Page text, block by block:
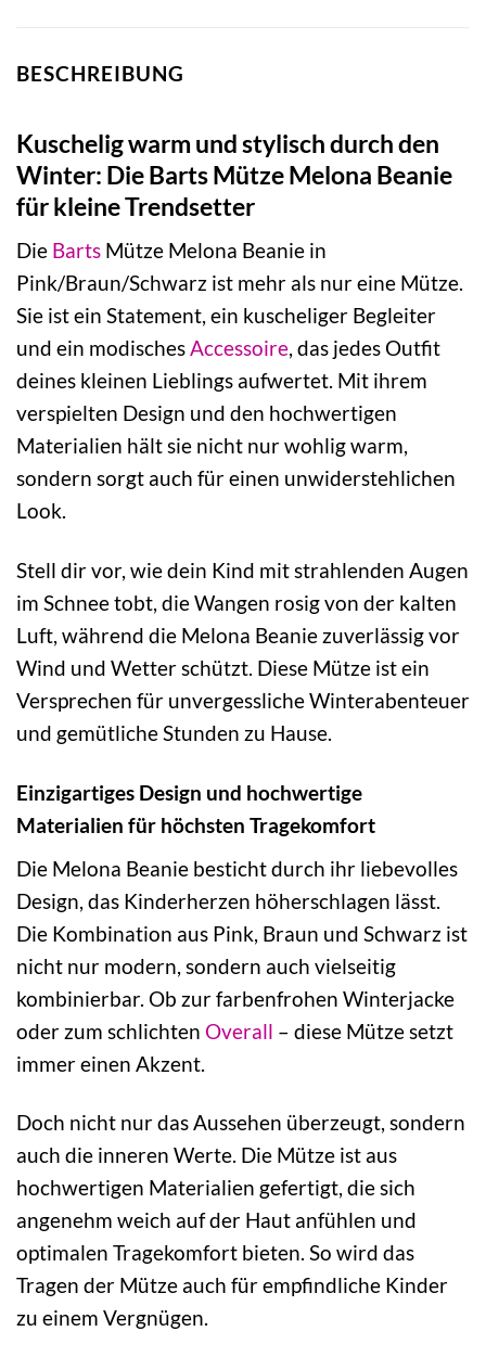
BESCHREIBUNG
Kuschelig warm und stylisch durch den
Winter: Die Barts Mütze Melona Beanie
für kleine Trendsetter
Die Barts Mütze Melona Beanie in
Pink/Braun/Schwarz ist mehr als nur eine Mütze.
Sie ist ein Statement, ein kuscheliger Begleiter
und ein modischesAccessoire, das jedes Outfit
deines kleinen Lieblings aufwertet. Mit ihrem
verspielten Design und den hochwertigen
Materialien hält sie nicht nur wohlig warm,
sondern sorgt auch für einen unwiderstehlichen
Look.
Stell dir vor, wie dein Kind mit strahlenden Augen
im Schnee tobt, die Wangen rosig von der kalten
Luft, während die Melona Beanie zuverlässig vor
Wind und Wetter schützt. Diese Mütze ist ein
Versprechen für unvergessliche Winterabenteuer
und gemütliche Stunden zu Hause.
Einzigartiges Design und hochwertige
Materialien für höchsten Tragekomfort
Die Melona Beanie besticht durch ihr liebevolles
Design, das Kinderherzen höherschlagen lässt.
Die Kombination aus Pink, Braun und Schwarz ist
nicht nur modern, sondern auch vielseitig
kombinierbar. Ob zur farbenfrohen Winterjacke
oder zum schlichten Overall – diese Mütze setzt
immer einen Akzent.
Doch nicht nur das Aussehen überzeugt, sondern
auch die inneren Werte. Die Mütze ist aus
hochwertigen Materialien gefertigt, die sich
angenehm weich auf der Haut anfühlen und
optimalen Tragekomfort bieten. So wird das
Tragen der Mütze auch für empfindliche Kinder
zu einem Vergnügen.